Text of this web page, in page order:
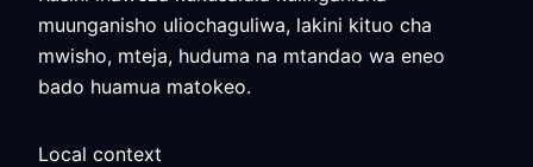
muunganisho uliochaguliwa, lakini kituo cha
mwisho, mteja, huduma na mtandao wa eneo
bado huamua matokeo.
Local context